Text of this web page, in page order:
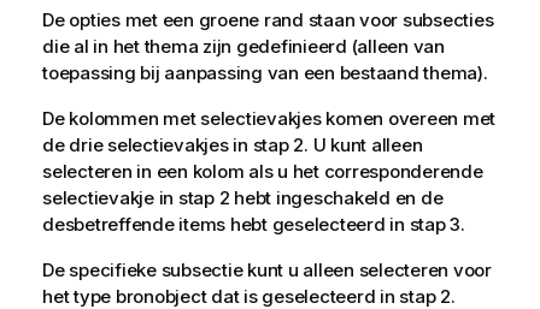
De opties met een groene rand staan voor subsecties
die al in het thema zijn gedefinieerd (alleen van
toepassing bij aanpassing van een bestaand thema).
De kolommen met selectievakjes komen overeen met
de drie selectievakjes in stap 2. U kunt alleen
selecteren in een kolom als u het corresponderende
selectievakje in stap 2 hebt ingeschakeld en de
desbetreffende items hebt geselecteerd in stap 3.
De specifieke subsectie kunt u alleen selecteren voor
het type bronobject dat is geselecteerd in stap 2.